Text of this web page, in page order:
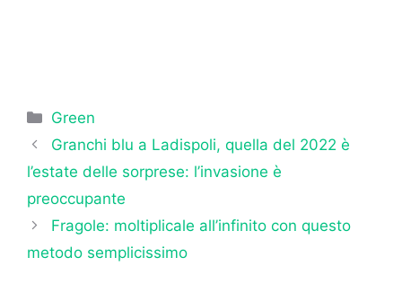
Categorie
Green
Granchi blu a Ladispoli, quella del 2022 è
l’estate delle sorprese: l’invasione è
preoccupante
Fragole: moltiplicale all’infinito con questo
metodo semplicissimo